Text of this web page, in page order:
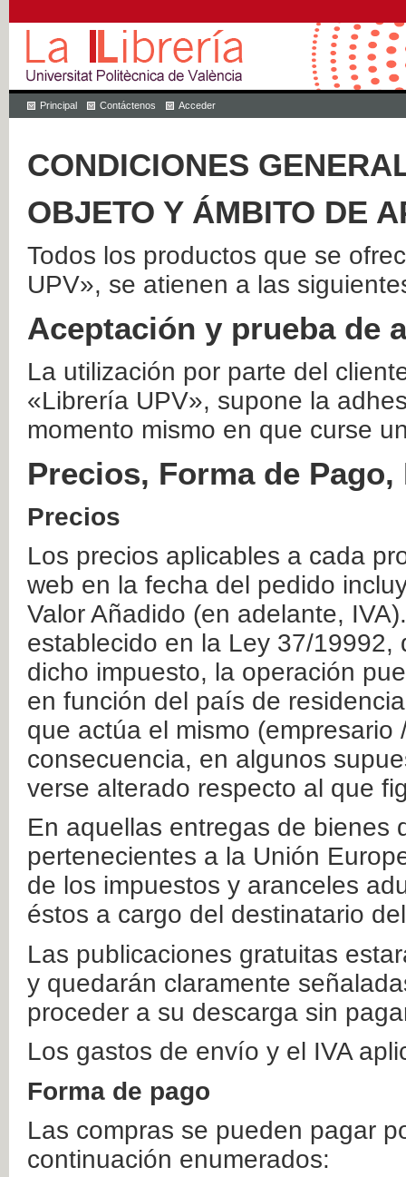
Principal Contáctenos Acceder
CONDICIONES
OBJETO Y ÁMBITO DE
Todos los productos que se
UPV», se atienen a las
Aceptación y prueba de
La utilización por parte del
«Librería UPV», supone la
momento mismo en que curse
Precios, Forma de
Precios
Los precios aplicables a cada
web en la fecha del pedido
Valor Añadido (en adelante,
establecido en la Ley 37/
dicho impuesto, la operación
en función del país de
que actúa el mismo
consecuencia, en algunos
verse alterado respecto al que
En aquellas entregas de bienes
pertenecientes a la Unión
de los impuestos y aranceles
éstos a cargo del destinatario
Las publicaciones gratuitas
y quedarán claramente
proceder a su descarga sin
Los gastos de envío y el IVA
Forma de pago
Las compras se pueden pagar
continuación enumerados: